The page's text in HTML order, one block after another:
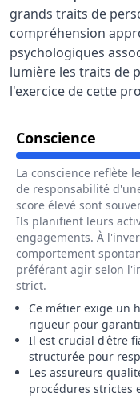
grands traits de
compréhension
psychologiques
lumière les traits de
l'exercice de cette
Conscience
La conscience reflète
de responsabilité
score élevé sont
Ils planifient leurs
engagements. À
comportement
préférant agir selon
strict.
Ce métier exige un
rigueur pour
Il est crucial d'être
structurée pour
Les assureurs
procédures strictes